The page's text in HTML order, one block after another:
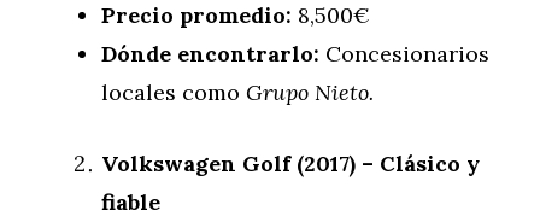
Precio promedio: 8,500€
Dónde encontrarlo: Concesionarios
locales como Grupo Nieto.
Volkswagen Golf (2017) – Clásico y
fiable